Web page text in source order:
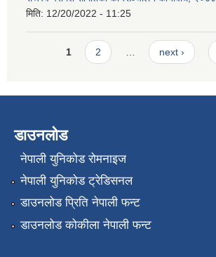
मिति: 12/20/2022 - 11:25
Pages
1 2 next ›
डाउनलोड
नेपाली युनिकोड रोमनाइज
नेपाली युनिकोड ट्रेडिसनल
डाउनलोड प्रिति नेपाली फन्ट
डाउनलोड कोकीला नेपाली फन्ट